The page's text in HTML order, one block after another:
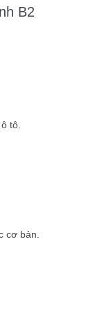
B2
tô.
cơ bản.